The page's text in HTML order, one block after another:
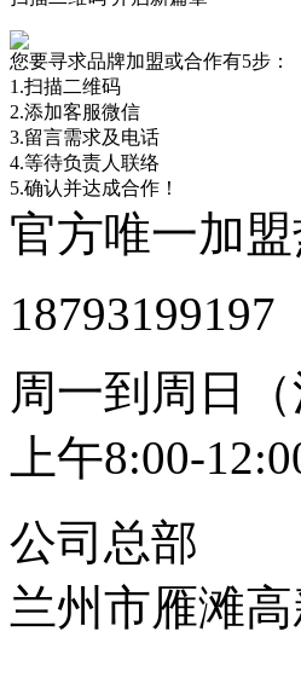
您要寻求品牌加盟或合作有5步：
1.扫描二维码
2.添加客服微信
3.留言需求及电话
4.等待负责人联络
5.确认并达成合作！
官方唯一加
18793199197
周一到周日
上午8:00-
公司总部
兰州市雁滩